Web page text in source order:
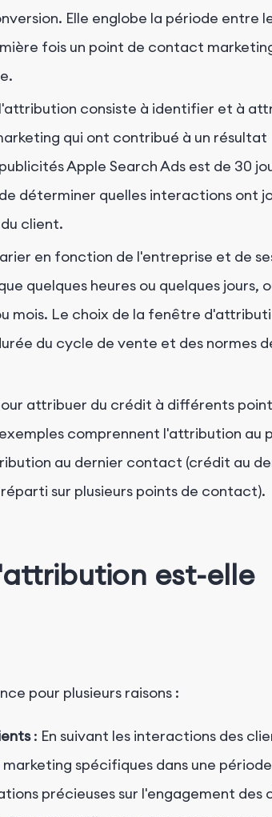
Elle englobe la période entre
fois un point de contact
consiste à identifier et à
qui ont contribué à un résultat
Apple Search Ads est de 30
déterminer quelles interactions ont
client.
en fonction de l'entreprise et de
quelques heures ou quelques jours,
mois. Le choix de la fenêtre
du cycle de vente et des normes
attribuer du crédit à différents
comprennent l'attribution au
au dernier contact (crédit au
sur plusieurs points de contact).
est-elle
pour plusieurs raisons :
: En suivant les interactions des
spécifiques dans une
précieuses sur l'engagement des